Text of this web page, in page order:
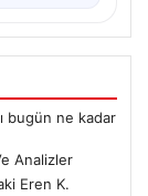
bugün ne kadar
Analizler
Eren K.